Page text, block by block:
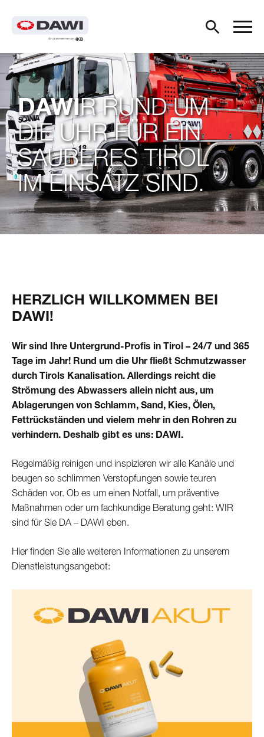
DAWIR RUND UM
DIE UHR FÜR EIN
SAUBERES TIROL
IM EINSATZ SIND.
HERZLICH WILLKOMMEN BEI
DAWI!
Wir sind Ihre Untergrund-Profis in Tirol – 24/7 und 365
Tage im Jahr! Rund um die Uhr fließt Schmutzwasser
durch Tirols Kanalisation. Allerdings reicht die
Strömung des Abwassers allein nicht aus, um
Ablagerungen von Schlamm, Sand, Kies, Ölen,
Fettrückständen und vielem mehr in den Rohren zu
verhindern. Deshalb gibt es uns: DAWI.
Regelmäßig reinigen und inspizieren wir alle Kanäle und
beugen so schlimmen Verstopfungen sowie teuren
Schäden vor. Ob es um einen Notfall, um präventive
Maßnahmen oder um fachkundige Beratung geht: WIR
sind für Sie DA – DAWI eben.
Hier finden Sie alle weiteren Informationen zu unserem
Dienstleistungsangebot: